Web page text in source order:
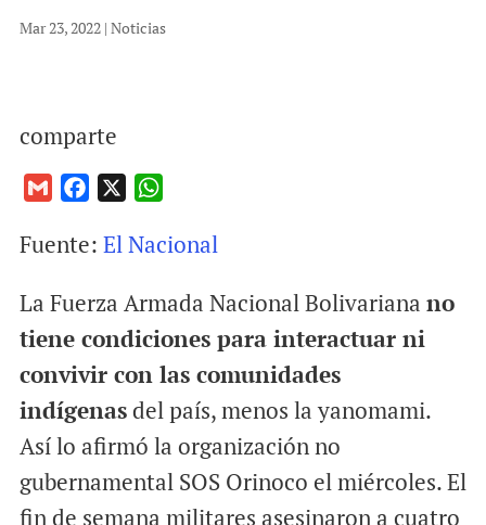
Mar 23, 2022| Noticias
comparte
a
l
c
b
k
a
s
p
Fuente: El Nacional
La Fuerza Armada Nacional Bolivariana no
tiene condiciones para interactuar ni
convivir con las comunidades
indígenasdel país, menos la yanomami.
Así lo afirmó la organización no
gubernamental SOS Orinoco el miércoles. El
fin de semana militares asesinaron a cuatro